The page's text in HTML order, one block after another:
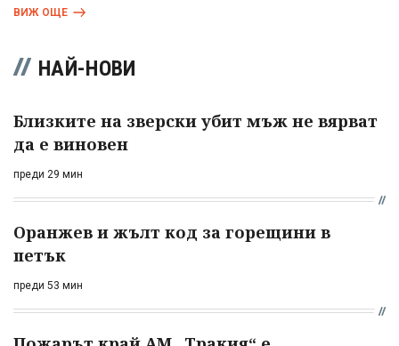
ВИЖ ОЩЕ
НАЙ-НОВИ
Близките на зверски убит мъж не вярват
да е виновен
преди 29 мин
Оранжев и жълт код за горещини в
петък
преди 53 мин